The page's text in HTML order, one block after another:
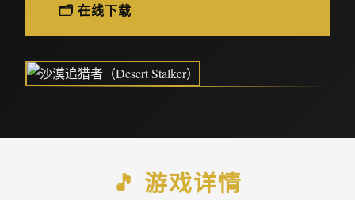
🗂️ 在线下载
🎵 游戏详情